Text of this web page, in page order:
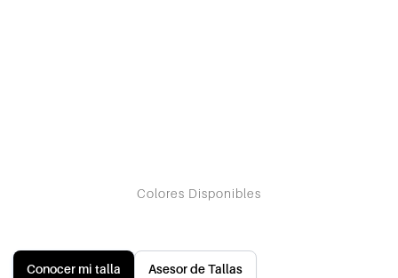
Conocer mi talla Asesor de Tallas